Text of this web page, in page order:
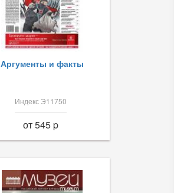
Аргументы и факты
Индекс Э11750
от 545 p